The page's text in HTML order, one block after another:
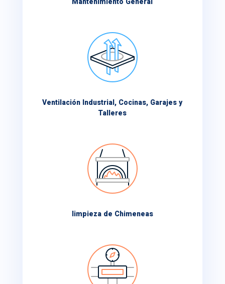
Ventilación Industrial, Cocinas, Garajes y
Talleres
limpieza de Chimeneas